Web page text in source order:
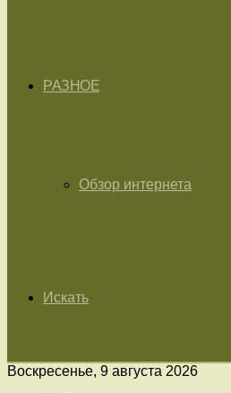
РАЗНОЕ
Обзор интернета
Искать
Воскресенье, 9 августа 2026